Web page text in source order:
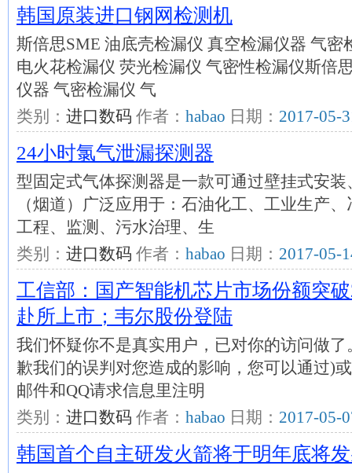
韩国原装进口钢网检测机
斯倍思SME 油底壳检漏仪 真空检漏仪器 气密
电火花检漏仪 荧光检漏仪 气密性检漏仪斯倍
仪器 气密检漏仪 气
类别： 进口数码 作者： habao 日期： 2017-05-
24小时氯气泄漏探测器
型固定式气体探测器是一款可通过壁挂式安
（烟道）广泛应用于：石油化工、工业生产
工程、监测、污水治理、生
类别： 进口数码 作者： habao 日期： 2017-05-
工信部：国产智能机芯片市场份额突
赴所上市；韦尔股份登陆
我们怀疑你不是真实用户，已对你的访问做
歉我们的误判对您造成的影响，您可以通过)
邮件和QQ请求信息里注明
类别： 进口数码 作者： habao 日期： 2017-05-
韩国首个自主研发火箭将于明年底将